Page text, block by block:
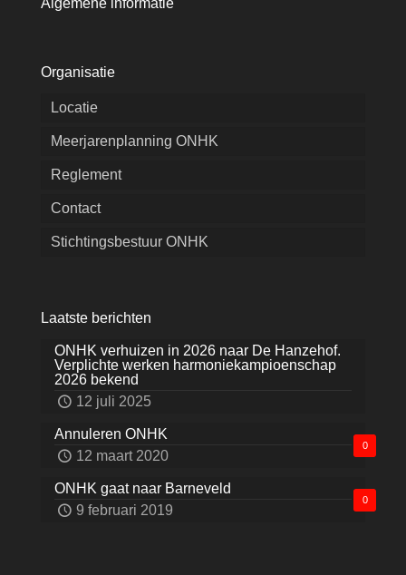
Algemene informatie
Organisatie
Locatie
Meerjarenplanning ONHK
Reglement
Contact
Stichtingsbestuur ONHK
Laatste berichten
ONHK verhuizen in 2026 naar De Hanzehof.
Verplichte werken harmoniekampioenschap
2026 bekend
12 juli 2025
0
Annuleren ONHK
12 maart 2020
0
ONHK gaat naar Barneveld
9 februari 2019